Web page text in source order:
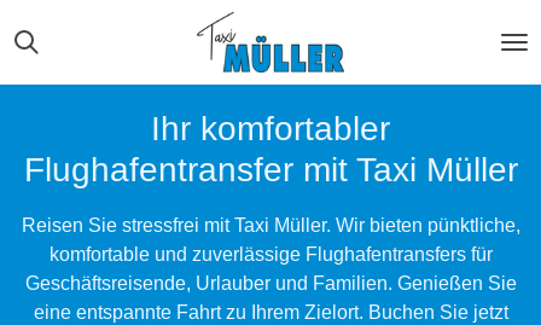
Zum
Hauptinhalt
springen
Ihr komfortabler
Flughafentransfer mit Taxi Müller
Reisen Sie stressfrei mit Taxi Müller. Wir bieten pünktliche,
komfortable und zuverlässige Flughafentransfers für
Geschäftsreisende, Urlauber und Familien. Genießen Sie
eine entspannte Fahrt zu Ihrem Zielort. Buchen Sie jetzt